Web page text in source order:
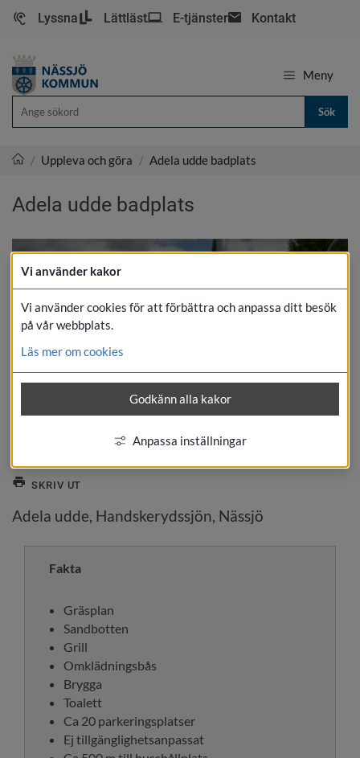
Lyssna Lättläst E-tjänster Kontakt
Meny
/ Uppleva och göra / Adela udde badplats
Adela udde badplats
SKRIV UT
Adela udde, Handskerydssjön, Nässjö
Fakta
Gräsplan
Sandbotten
Grill
Omklädningsbås
Brygga
Toalett
Ca 20 parkeringsplatser
Ej tillgänglighetsanpassat
Vi använder kakor
Vi använder cookies för att förbättra och anpassa ditt besök
på vår webbplats.
Läs mer om cookies
Godkänn alla kakor
Anpassa inställningar